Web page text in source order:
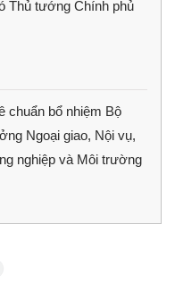
Thủ tướng Chính phủ
chuẩn bổ nhiệm Bộ
Ngoại giao, Nội vụ,
nghiệp và Môi trường